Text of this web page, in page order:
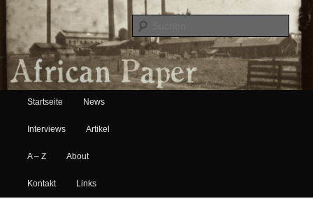
African Paper
Hauptmenü
Zum Inhalt wechseln
Zum sekundären Inhalt wechseln
Startseite News
Interviews Artikel
A – Z About
Kontakt Links